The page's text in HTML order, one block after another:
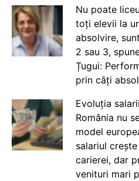
Nu poate
toți elevii la
absolvire,
2 sau 3,
Țugui:
prin câți
Evoluția
România nu
model
salariul
carierei, dar
venituri mari